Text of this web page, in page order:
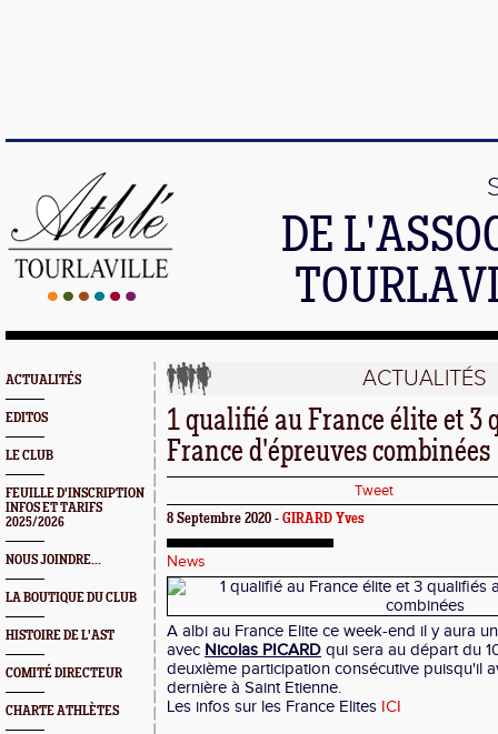
DE
ACTUALITÉS
EDITOS
LE CLUB
FEUILLE D'INSCRIPTION
INFOS ET TARIFS
2025/2026
NOUS JOINDRE...
LA BOUTIQUE DU CLUB
HISTOIRE DE L'AST
COMITÉ DIRECTEUR
CHARTE ATHLÈTES
ACTUALITÉS
1 qualifié au France élite et 3
France d'épreuves combinées
Tweet
8 Septembre 2020 - GIRARD Yves
News
A albi au France Elite ce week-end il y aura
avec Nicolas PICARD qui sera au départ du
deuxième participation consécutive puisqu'il
dernière à Saint Etienne.
Les infos sur les France Elites ICI